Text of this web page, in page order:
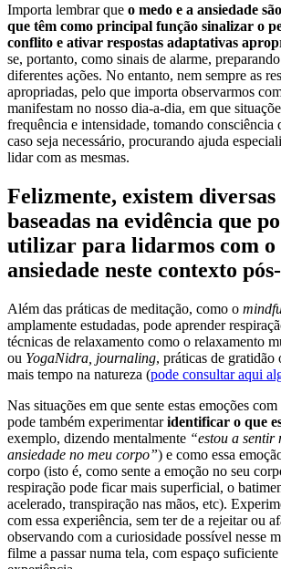
Importa lembrar que o medo e a ansiedade
que têm como principal função sinalizar o
conflito e ativar respostas adaptativas
se, portanto, como sinais de alarme,
diferentes ações. No entanto, nem sempre as
apropriadas, pelo que importa observarmos
manifestam no nosso dia-a-dia, em que
frequência e intensidade, tomando consciência
caso seja necessário, procurando ajuda
lidar com as mesmas.
Felizmente, existem diversas
baseadas na evidência que
utilizar para lidarmos com o
ansiedade neste contexto
Além das práticas de meditação, como o
amplamente estudadas, pode aprender
técnicas de relaxamento como o relaxamento
ou YogaNidra, journaling, práticas de gratidão
mais tempo na natureza (pode consultar aqui
Nas situações em que sente estas emoções
pode também experimentaridentificar o que
exemplo, dizendo mentalmente “estou a sentir
ansiedade no meu corpo”) e como essa
corpo (isto é, como sente a emoção no seu
respiração pode ficar mais superficial, o
acelerado, transpiração nas mãos, etc).
com essa experiência, sem ter de a rejeitar ou
observando com a curiosidade possível nesse
filme a passar numa tela, com espaço suficiente